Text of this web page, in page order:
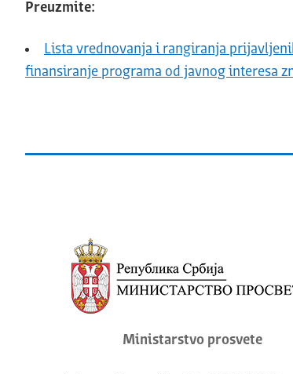
Preuzmite:
Lista vrednovanja i rangiranja
finansiranje programa od javnog interesa
Ministarstvo prosvete